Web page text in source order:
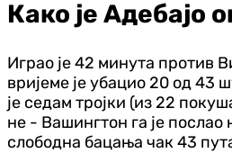
Како је Адебајо
Играо је 42 минута против
вријеме је убацио 20 од 43
је седам тројки (из 22
не - Вашингтон га је послао
слободна бацања чак 43